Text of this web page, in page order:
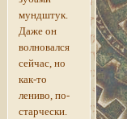
мундштук.
Даже он
волновался
сейчас, но
как-то
лениво, по-
старчески.